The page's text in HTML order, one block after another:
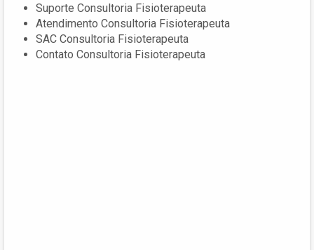
Suporte Consultoria Fisioterapeuta
Atendimento Consultoria Fisioterapeuta
SAC Consultoria Fisioterapeuta
Contato Consultoria Fisioterapeuta